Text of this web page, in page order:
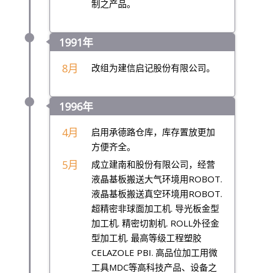
制之产品。
1991年
8月
改组为建信启记股份有限公司。
1996年
4月
启用承德路仓库，库存置放更加
方便齐全。
5月
成立建南和股份有限公司，经营
液晶基板搬送大气环境用ROBOT.
液晶基板搬送真空环境用ROBOT.
超精密非球面加工机. 导光板金型
加工机. 精密切割机. ROLL外径金
型加工机. 最高等级工程塑胶
CELAZOLE PBI. 高品位加工用微
工具MDC等高科技产品、设备之